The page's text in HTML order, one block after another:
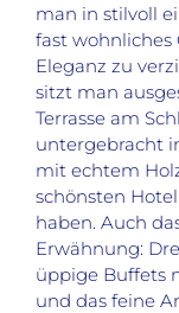
man in stilvoll
fast
Eleganz zu
sitzt man
Terrasse am
untergebracht
mit echtem
schönsten
haben. Auch
Erwähnung:
üppige Buffets
und das feine